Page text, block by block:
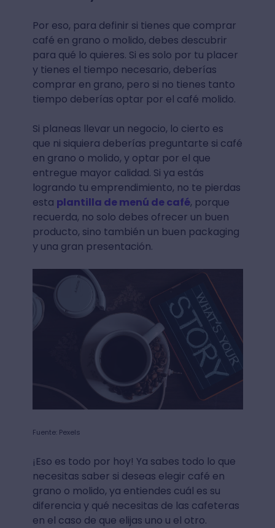
Por eso, para definir si tienes que comprar
café en grano o molido, debes descubrir
para qué lo quieres. Si es solo por tu placer
y tienes el tiempo necesario, deberías
comprar en grano, pero si no tienes tanto
tiempo deberías optar por el café molido.
Si planeas llevar un negocio, lo cierto es
que ni siquiera deberías preguntarte si café
en grano o molido, y optar por el que
entregue mayor calidad. Si ya estás
logrando tu emprendimiento, no te pierdas
esta plantilla de menú de café, porque
recuerda, no solo debes ofrecer un buen
producto, sino también un buen packaging
y una gran presentación.
Fuente: Pexels
¡Eso es todo por hoy! Ya sabes todo lo que
necesitas saber si deseas elegir café en
grano o molido, ya entiendes cuál es su
diferencia y qué necesitas de las cafeteras
en el caso de que elijas uno u el otro.